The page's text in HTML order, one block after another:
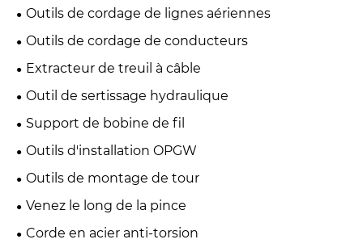
Outils de cordage de lignes aériennes
Outils de cordage de conducteurs
Extracteur de treuil à câble
Outil de sertissage hydraulique
Support de bobine de fil
Outils d'installation OPGW
Outils de montage de tour
Venez le long de la pince
Corde en acier anti-torsion